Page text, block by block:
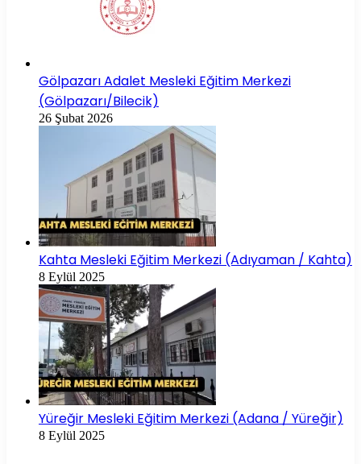
Gölpazarı Adalet Mesleki Eğitim Merkezi
(Gölpazarı/Bilecik)
26 Şubat 2026
Kahta Mesleki Eğitim Merkezi (Adıyaman / Kahta)
8 Eylül 2025
Yüreğir Mesleki Eğitim Merkezi (Adana / Yüreğir)
8 Eylül 2025